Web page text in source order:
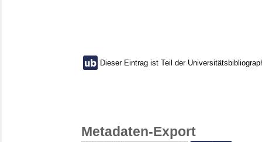
Dieser Eintrag ist Teil der
Metadaten-Export